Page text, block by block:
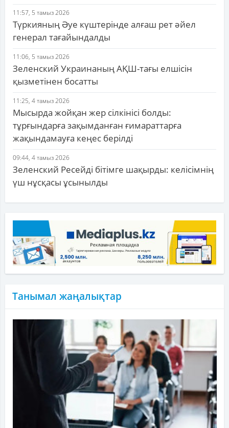
11:57, 5 тамыз 2026
Түркияның Әуе күштерінде алғаш рет әйел
генерал тағайындалды
11:06, 5 тамыз 2026
Зеленский Украинаның АҚШ-тағы елшісін
қызметінен босатты
11:25, 4 тамыз 2026
Мысырда жойқан жер сілкінісі болды:
тұрғындарға зақымданған ғимараттарға
жақындамауға кеңес берілді
09:44, 4 тамыз 2026
Зеленский Ресейді бітімге шақырды: келісімнің
үш нұсқасы ұсынылды
Танымал жаңалықтар